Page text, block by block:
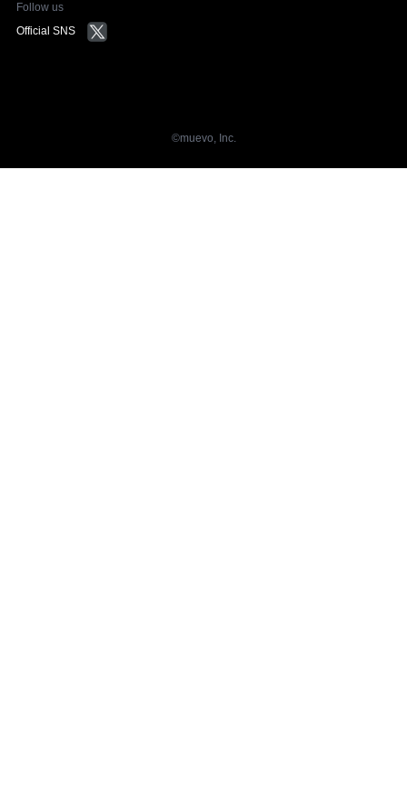
Follow us
Official SNS
©︎muevo, Inc.